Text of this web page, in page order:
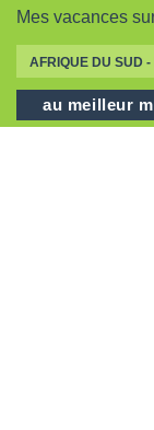
Mes vacances
au meilleur